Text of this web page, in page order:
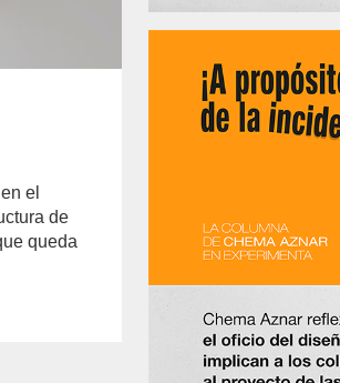
el
de
queda